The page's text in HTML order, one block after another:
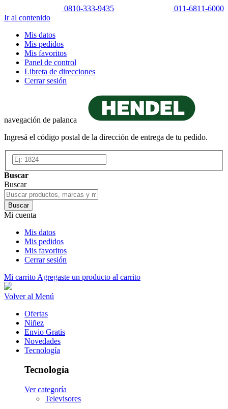
0810-333-9435
011-6811-6000
Ir al contenido
Mis datos
Mis pedidos
Mis favoritos
Panel de control
Libreta de direcciones
Cerrar sesión
navegación de palanca
Ingresá el código postal de la dirección de entrega de tu pedido.
Buscar
Buscar
Buscar
Mi cuenta
Mis datos
Mis pedidos
Mis favoritos
Cerrar sesión
Mi carrito Agregaste un producto al carrito
Volver al Menú
Ofertas
Niñez
Envio Gratis
Novedades
Tecnología
Tecnología
Ver categoría
Televisores